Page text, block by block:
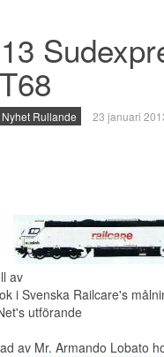
Nyhet Rullande
23 januari
av
i Svenska Railcare's
utförande
av Mr. Armando Lobato